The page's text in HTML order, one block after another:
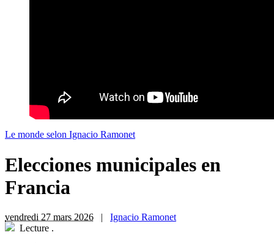
Le monde selon Ignacio Ramonet
Elecciones municipales en
Francia
vendredi 27 mars 2026 | Ignacio Ramonet
Lecture .